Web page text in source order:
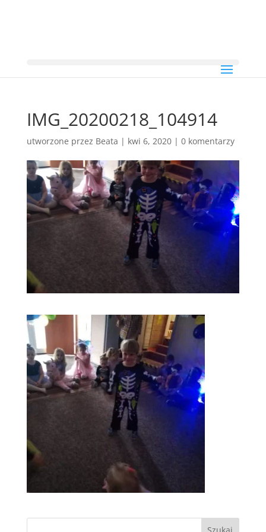
IMG_20200218_104914
utworzone przez Beata | kwi 6, 2020| 0 komentarzy